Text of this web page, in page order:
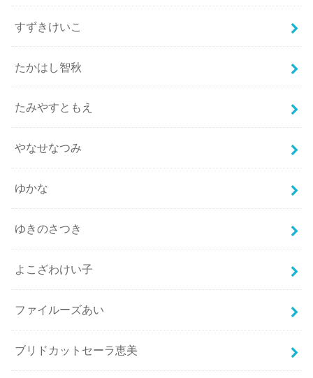
すずきけいこ
たかはし智秋
たみやすともえ
やなせなつみ
ゆかな
ゆきのさつき
よこざわけい子
ファイルーズあい
ブリドカットセーラ恵美